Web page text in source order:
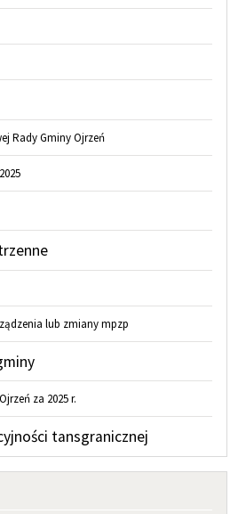
Rady Gminy Ojrzeń
lub zmiany mpzp
za 2025 r.
tansgranicznej